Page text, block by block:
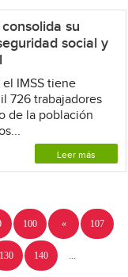
su
social y
IMSS tiene
726 trabajadores
de la población
Leer más
100 « 107
130 140